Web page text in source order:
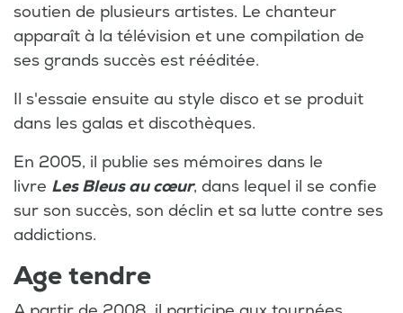
soutien de plusieurs artistes. Le chanteur
apparaît à la télévision et une compilation de
ses grands succès est rééditée.
Il s'essaie ensuite au style disco et se produit
dans les galas et discothèques.
En 2005, il publie ses mémoires dans le
livre Les Bleus au cœur, dans lequel il se confie
sur son succès, son déclin et sa lutte contre ses
addictions.
Age tendre